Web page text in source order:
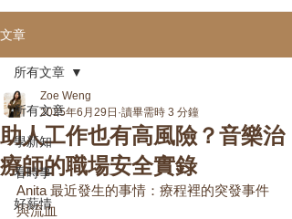
文章
所有文章
學新知
看時事
好薪情
所有文章
助人工作也有高風險？音樂治
療師的職場安全實錄
Zoe Weng
2025年6月29日 讀畢需時 3 分鐘
Anita 最近發生的事情：療程裡的突發事件
與流血